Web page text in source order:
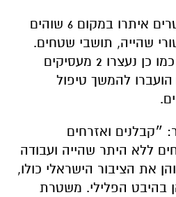
במהלך הבדיקה, השוטרים איתרו במקום 6 שוהים
שהייה, תושבי שטחים.
השוטרים עצרו אותם. כמו כן נעצרו 2 מעסיקים
להמשך טיפול
ואזרחים
ללא היתר שהייה ועבודה
את הציבור הישראלי כולו,
בהיבט הפלילי. משטרת